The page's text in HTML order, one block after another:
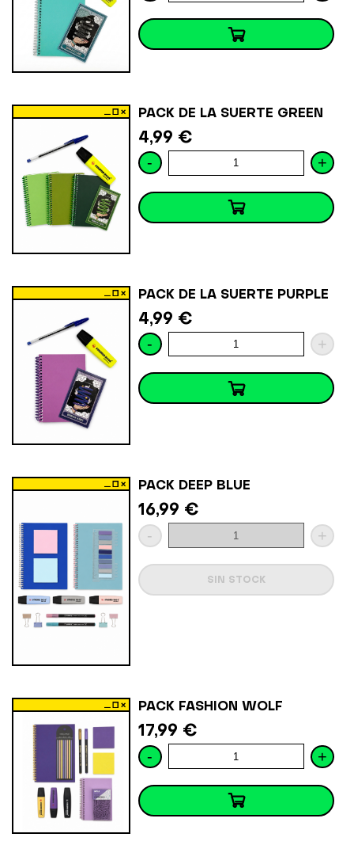
PACK DE LA SUERTE GREEN
4,99 €
- +
PACK DE LA SUERTE PURPLE
4,99 €
- +
PACK DEEP BLUE
16,99 €
- +
SIN STOCK
PACK FASHION WOLF
17,99 €
- +